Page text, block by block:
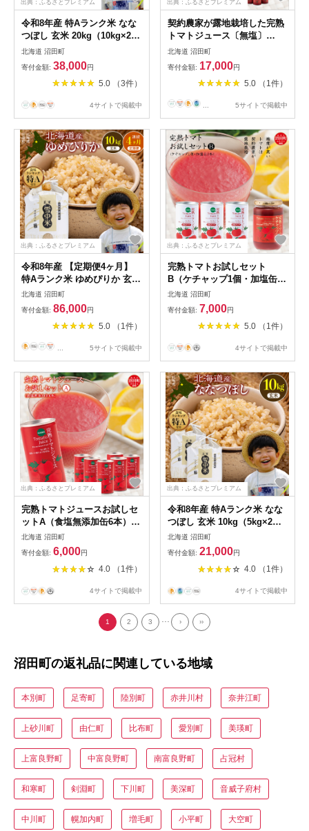
出典：ふるさとプレミアム
令和8年産 特Aランク米 なな
つぼし 玄米 20kg（10kg×2
袋）【5月発送】 雪冷気 籾貯
蔵 雪中米 北海道 nr-2171
北海道 沼田町
寄付金額: 38,000円
5.0 （3件）
4サイトで掲載中
出典：ふるさとプレミアム
契約農家が露地栽培した完熟
トマトジュース〔無塩〕
190g×30缶 保存料 無添加 国
産 北海道産 ヘルシーDo認定
ESSEふるさとグランプリ銀
賞 n-0017
北海道 沼田町
寄付金額: 17,000円
5.0 （1件）
5サイトで掲載中
出典：ふるさとプレミアム
令和8年産 【定期便4ヶ月】
特Aランク米 ゆめぴりか 玄米
10kg（5kg×2袋）【10月発
送】雪冷気 籾貯蔵 雪中米 北
海道 nr-1974
北海道 沼田町
寄付金額: 86,000円
5.0 （1件）
5サイトで掲載中
出典：ふるさとプレミアム
完熟トマトお試しセット
B（ケチャップ1個・加塩缶3
本）保存料 無添加 国産 北海
道産 n-0063
北海道 沼田町
寄付金額: 7,000円
5.0 （1件）
4サイトで掲載中
出典：ふるさとプレミアム
完熟トマトジュースお試しセ
ットA（食塩無添加缶6本）保
存料 無添加 国産 北海道産 ヘ
ルシーDo認定 ESSEふるさと
グランプリ銀賞 n-0040
北海道 沼田町
寄付金額: 6,000円
4.0 （1件）
4サイトで掲載中
出典：ふるさとプレミアム
令和8年産 特Aランク米 なな
つぼし 玄米 10kg（5kg×2
袋）【5月発送】 雪冷気 籾貯
蔵 雪中米 北海道 nr-2160
北海道 沼田町
寄付金額: 21,000円
4.0 （1件）
4サイトで掲載中
1 2 3 ... › ››
沼田町の返礼品に関連している地域
本別町 足寄町 陸別町 赤井川村 奈井江町
上砂川町 由仁町 比布町 愛別町 美瑛町
上富良野町 中富良野町 南富良野町 占冠村
和寒町 剣淵町 下川町 美深町 音威子府村
中川町 幌加内町 増毛町 小平町 大空町